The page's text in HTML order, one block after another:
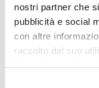
nostri partner che
pubblicità e social
con altre
raccolto dal suo
alle ore 21per
serata di